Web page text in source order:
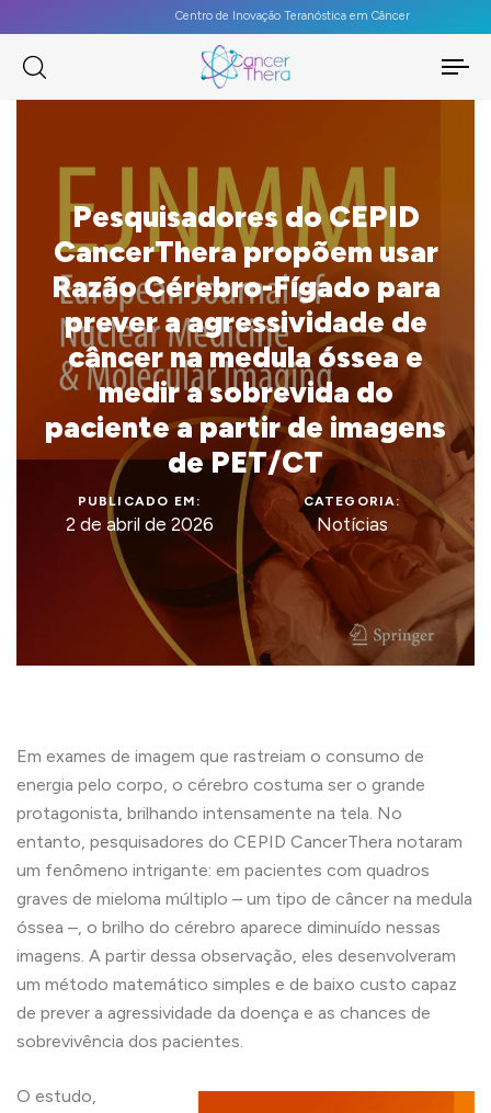
Centro de Inovação Teranóstica em Câncer
Pesquisadores do CEPID
CancerThera propõem usar
Razão Cérebro-Fígado para
prever a agressividade de
câncer na medula óssea e
medir a sobrevida do
paciente a partir de imagens
de PET/CT
PUBLICADO EM:
2 de abril de 2026
CATEGORIA:
Notícias
Em exames de imagem que rastreiam o consumo de
energia pelo corpo, o cérebro costuma ser o grande
protagonista, brilhando intensamente na tela. No
entanto, pesquisadores do CEPID CancerThera notaram
um fenômeno intrigante: em pacientes com quadros
graves de mieloma múltiplo – um tipo de câncer na medula
óssea –, o brilho do cérebro aparece diminuído nessas
imagens. A partir dessa observação, eles desenvolveram
um método matemático simples e de baixo custo capaz
de prever a agressividade da doença e as chances de
sobrevivência dos pacientes.
O estudo,